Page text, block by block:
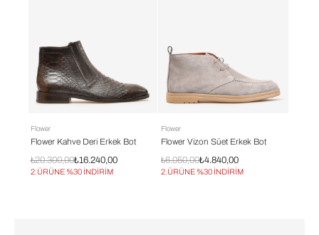
Flower
Flower Kahve Deri Erkek Bot
₺16.240,00
₺20.300,00
2.ÜRÜNE %30 İNDİRİM
Flower
Flower Vizon Süet Erkek Bot
₺4.840,00
₺6.050,00
2.ÜRÜNE %30 İNDİRİM